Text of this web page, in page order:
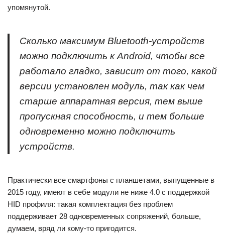
упомянутой.
Сколько максимум Bluetooth-устройств
можно подключить к Android, чтобы все
работало гладко, зависит от того, какой
версии установлен модуль, так как чем
старше аппаратная версия, тем выше
пропускная способность, и тем больше
одновременно можно подключить
устройств.
Практически все смартфоны с планшетами, выпущенные в
2015 году, имеют в себе модули не ниже 4.0 с поддержкой
HID профиля: такая комплектация без проблем
поддерживает 28 одновременных сопряжений, больше,
думаем, вряд ли кому-то пригодится.